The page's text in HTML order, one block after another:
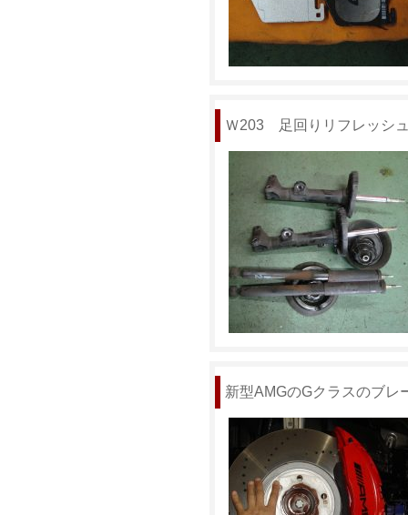
Ｗ203 足回りリフレッシ
新型AMGのGクラスのブ